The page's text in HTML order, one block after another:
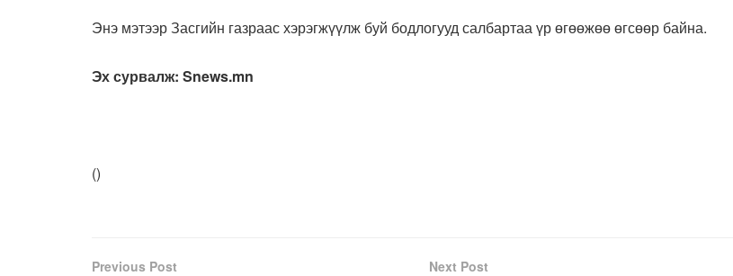
Энэ мэтээр Засгийн газраас хэрэгжүүлж буй бодлогууд салбартаа үр өгөөжөө өгсөөр байна.
Эх сурвалж: Snews.mn
()
Previous Post Next Post